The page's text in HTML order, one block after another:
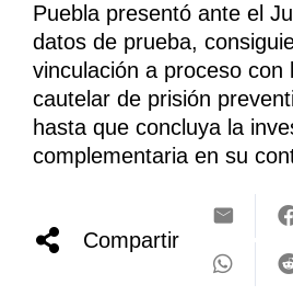
Puebla presentó ante el
datos de prueba,
vinculación a proceso con
cautelar de prisión
hasta que concluya la
complementaria en su
Compartir